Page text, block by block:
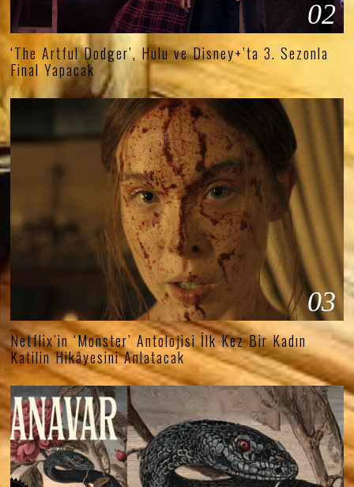
02
‘The Artful Dodger’, Hulu ve Disney+’ta 3. Sezonla
Final Yapacak
03
Netflix’in ‘Monster’ Antolojisi İlk Kez Bir Kadın
Katilin Hikâyesini Anlatacak